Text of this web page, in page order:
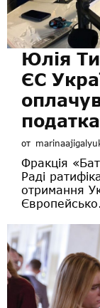
Юлія
ЄС
от
Фракція
Раді
отримання